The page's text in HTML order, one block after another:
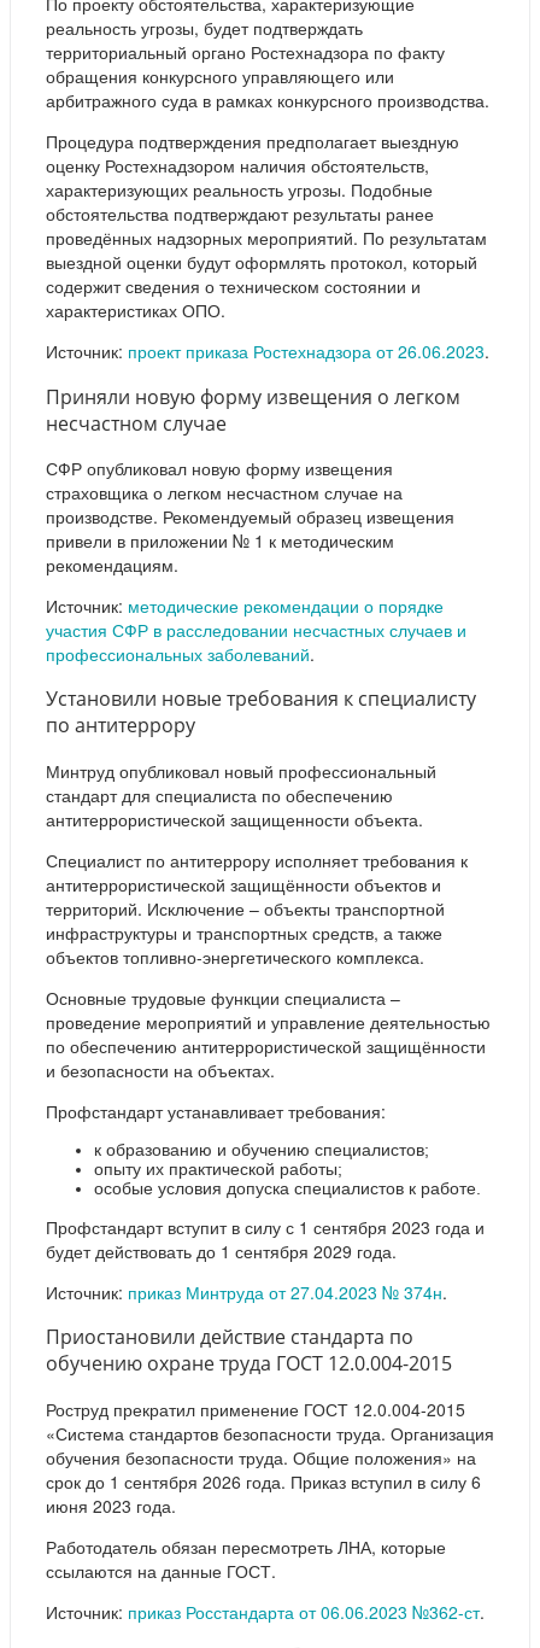
реальность угрозы, будет подтверждать
территориальный органо Ростехнадзора по факту
обращения конкурсного управляющего или
арбитражного суда в рамках конкурсного производства.
Процедура подтверждения предполагает выездную
оценку Ростехнадзором наличия обстоятельств,
характеризующих реальность угрозы. Подобные
обстоятельства подтверждают результаты ранее
проведённых надзорных мероприятий. По результатам
выездной оценки будут оформлять протокол, который
содержит сведения о техническом состоянии и
характеристиках ОПО.
Источник: проект приказа Ростехнадзора от 26.06.2023.
Приняли новую форму извещения о легком
несчастном случае
СФР опубликовал новую форму извещения
страховщика о легком несчастном случае на
производстве. Рекомендуемый образец извещения
привели в приложении № 1 к методическим
рекомендациям.
Источник: методические рекомендации о порядке
участия СФР в расследовании несчастных случаев и
профессиональных заболеваний.
Установили новые требования к специалисту
по антитеррору
Минтруд опубликовал новый профессиональный
стандарт для специалиста по обеспечению
антитеррористической защищенности объекта.
Специалист по антитеррору исполняет требования к
антитеррористической защищённости объектов и
территорий. Исключение – объекты транспортной
инфраструктуры и транспортных средств, а также
объектов топливно-энергетического комплекса.
Основные трудовые функции специалиста –
проведение мероприятий и управление деятельностью
по обеспечению антитеррористической защищённости
и безопасности на объектах.
Профстандарт устанавливает требования:
к образованию и обучению специалистов;
опыту их практической работы;
особые условия допуска специалистов к работе.
Профстандарт вступит в силу с 1 сентября 2023 года и
будет действовать до 1 сентября 2029 года.
Источник: приказ Минтруда от 27.04.2023 № 374н.
Приостановили действие стандарта по
обучению охране труда ГОСТ 12.0.004-2015
Роструд прекратил применение ГОСТ 12.0.004-2015
«Система стандартов безопасности труда. Организация
обучения безопасности труда. Общие положения» на
срок до 1 сентября 2026 года. Приказ вступил в силу 6
июня 2023 года.
Работодатель обязан пересмотреть ЛНА, которые
ссылаются на данные ГОСТ.
Источник: приказ Росстандарта от 06.06.2023 №362-ст.